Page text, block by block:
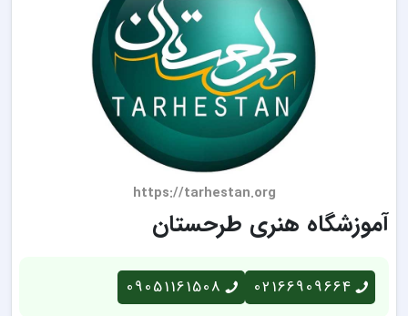
https://tarhestan.org
آموزشگاه هنری طرحستان
02166909664
09051161508